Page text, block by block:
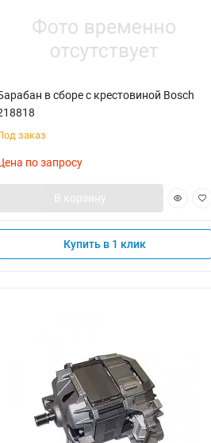
в сборе с крестовиной Bosch
заказ
по запросу
В корзину
Купить в 1 клик